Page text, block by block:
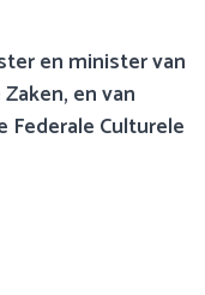
en minister van
en van
Culturele